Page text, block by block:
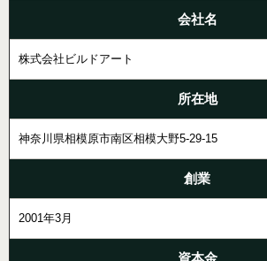
会社名
株式会社ビルドアート
所在地
神奈川県相模原市南区相模大野5-29-15
創業
2001年3月
資本金